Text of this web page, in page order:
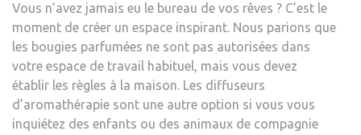
Vous n’avez jamais eu le bureau de vos rêves ? C’est le
moment de créer un espace inspirant. Nous parions que
les bougies parfumées ne sont pas autorisées dans
votre espace de travail habituel, mais vous devez
établir les règles à la maison. Les diffuseurs
d’aromathérapie sont une autre option si vous vous
inquiétez des enfants ou des animaux de compagnie